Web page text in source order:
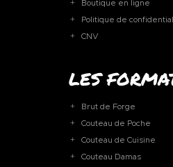
Boutique en ligne
Politique de
CNV
LES
Brut de Forge
Couteau de Poche
Couteau de Cuisine
Couteau Damas